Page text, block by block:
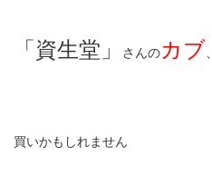
「資生堂」 さんのカブ、
買いかもしれません